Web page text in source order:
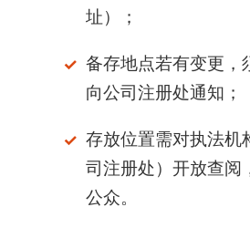
址）；
备存地点若有变更，
向公司注册处通知；
存放位置需对执法机
司注册处）开放查阅
公众。